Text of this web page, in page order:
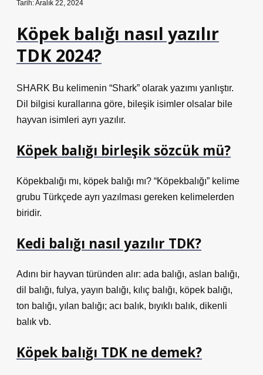
Tarih: Aralık 22, 2024
Köpek balığı nasıl yazılır
TDK 2024?
SHARK Bu kelimenin “Shark” olarak yazımı yanlıştır.
Dil bilgisi kurallarına göre, bileşik isimler olsalar bile
hayvan isimleri ayrı yazılır.
Köpek balığı birleşik sözcük mü?
Köpekbalığı mı, köpek balığı mı? “Köpekbalığı” kelime
grubu Türkçede ayrı yazılması gereken kelimelerden
biridir.
Kedi balığı nasıl yazılır TDK?
Adını bir hayvan türünden alır: ada balığı, aslan balığı,
dil balığı, fulya, yayın balığı, kılıç balığı, köpek balığı,
ton balığı, yılan balığı; acı balık, bıyıklı balık, dikenli
balık vb.
Köpek balığı TDK ne demek?